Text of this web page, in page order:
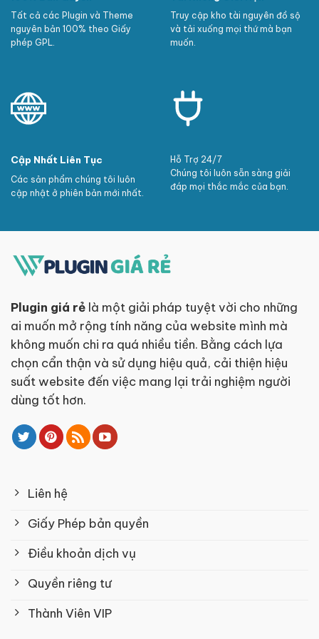
Tất cả các Plugin và Theme
nguyên bản 100% theo Giấy
phép GPL.
Truy cập kho tài nguyên đồ sộ
và tải xuống mọi thứ mà bạn
muốn.
Cập Nhất Liên Tục
Các sản phẩm chúng tôi luôn
cập nhật ở phiên bản mới nhất.
Hỗ Trợ 24/7
Chúng tôi luôn sẵn sàng giải
đáp mọi thắc mắc của bạn.
Plugin giá rẻ là một giải pháp tuyệt vời cho những
ai muốn mở rộng tính năng của website mình mà
không muốn chi ra quá nhiều tiền. Bằng cách lựa
chọn cẩn thận và sử dụng hiệu quả, cải thiện hiệu
suất website đến việc mang lại trải nghiệm người
dùng tốt hơn.
Liên hệ
Giấy Phép bản quyền
Điều khoản dịch vụ
Quyền riêng tư
Thành Viên VIP